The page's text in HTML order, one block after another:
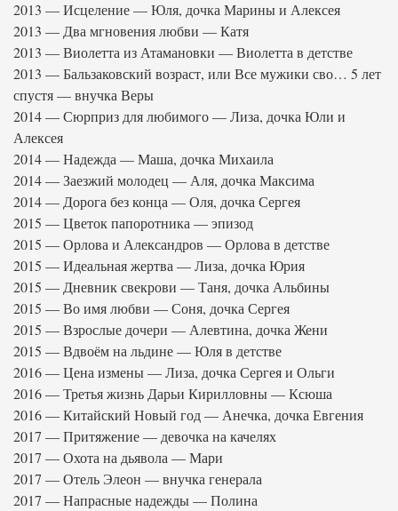
2013 — Исцеление — Юля, дочка Марины и Алексея
2013 — Два мгновения любви — Катя
2013 — Виолетта из Атамановки — Виолетта в детстве
2013 — Бальзаковский возраст, или Все мужики сво… 5 лет
спустя — внучка Веры
2014 — Сюрприз для любимого — Лиза, дочка Юли и
Алексея
2014 — Надежда — Маша, дочка Михаила
2014 — Заезжий молодец — Аля, дочка Максима
2014 — Дорога без конца — Оля, дочка Сергея
2015 — Цветок папоротника — эпизод
2015 — Орлова и Александров — Орлова в детстве
2015 — Идеальная жертва — Лиза, дочка Юрия
2015 — Дневник свекрови — Таня, дочка Альбины
2015 — Во имя любви — Соня, дочка Сергея
2015 — Взрослые дочери — Алевтина, дочка Жени
2015 — Вдвоём на льдине — Юля в детстве
2016 — Цена измены — Лиза, дочка Сергея и Ольги
2016 — Третья жизнь Дарьи Кирилловны — Ксюша
2016 — Китайский Новый год — Анечка, дочка Евгения
2017 — Притяжение — девочка на качелях
2017 — Охота на дьявола — Мари
2017 — Отель Элеон — внучка генерала
2017 — Напрасные надежды — Полина